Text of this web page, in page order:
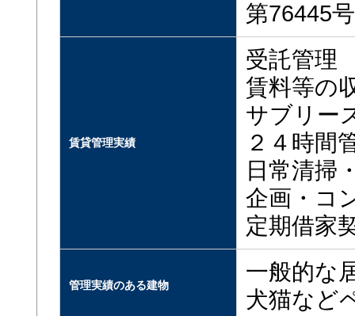
第76445号
賃貸管理実績
受託管理
賃料等の
サブリー
２４時間
日常清掃
企画・コ
定期借家
管理実績のある建物
一般的な
犬猫など